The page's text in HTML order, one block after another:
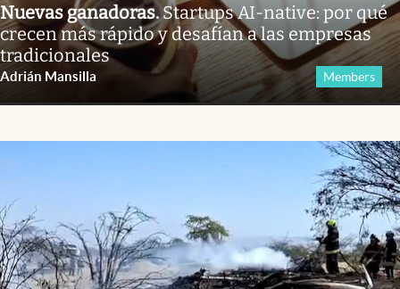
Nuevas ganadoras.Startups AI-native: por qué
crecen más rápido y desafían a las empresas
tradicionales
Adrián Mansilla Members